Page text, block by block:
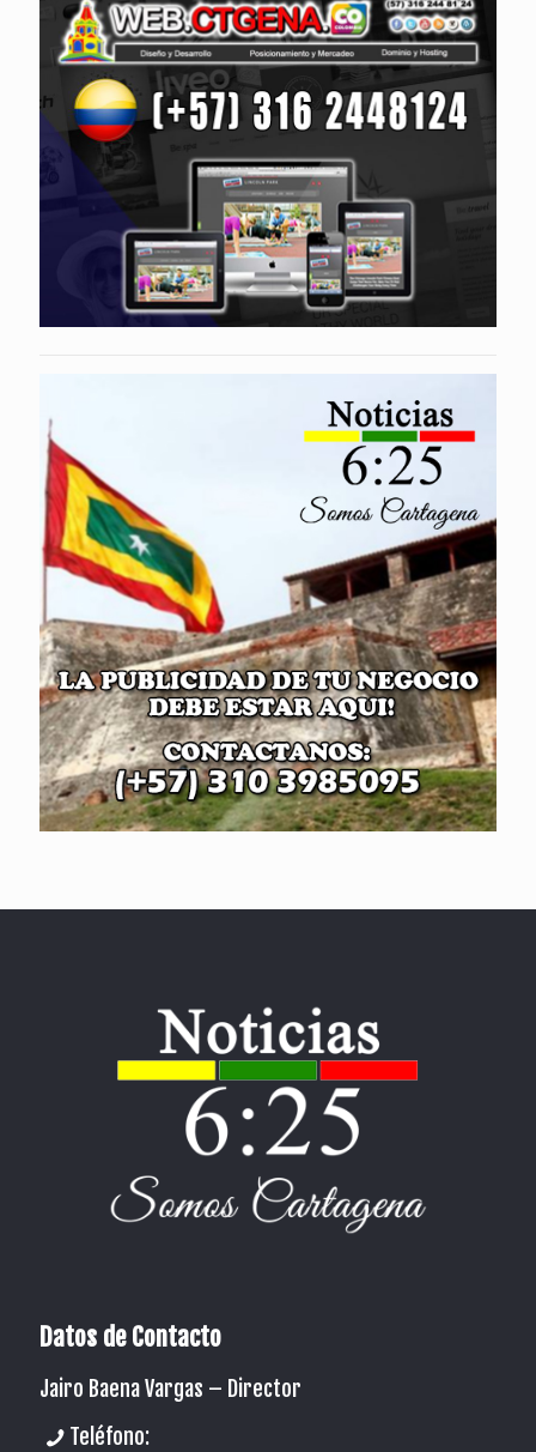
Datos de Contacto
Jairo Baena Vargas – Director
Teléfono: